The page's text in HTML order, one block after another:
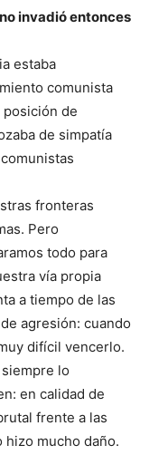
invadió entonces
estaba
comunista
posición de
de simpatía
fronteras
Pero
todo para
vía propia
a tiempo de las
agresión: cuando
difícil vencerlo.
lo
en calidad de
frente a las
mucho daño.